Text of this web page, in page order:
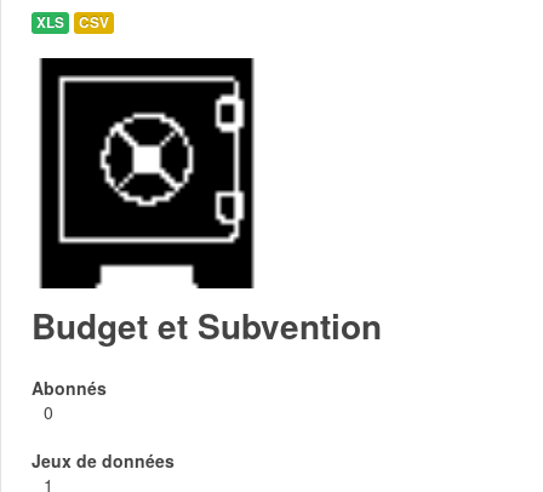
XLS CSV
Budget et Subvention
Abonnés
0
Jeux de données
1